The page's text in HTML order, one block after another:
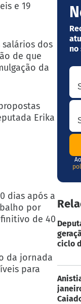
e 19
dos
de que
da
Erika
dias após a
por
de 40
da jornada
para
no
ciclo